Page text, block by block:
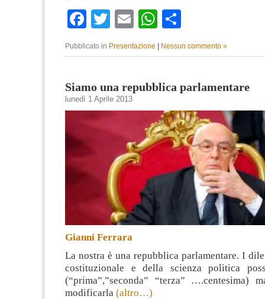
Facebook
TwitterEmailWhatsApp
Pubblicato in Presentazione Nessun commento »
Siamo una repubblica parlamentare
lunedì 1 Aprile 2013
Gianni Ferrara
La nostra è una repubblica parlamentare. I
costituzionale e della scienza politica
(“prima”,”seconda” “terza” ….centesima)
modificarla (altro…)